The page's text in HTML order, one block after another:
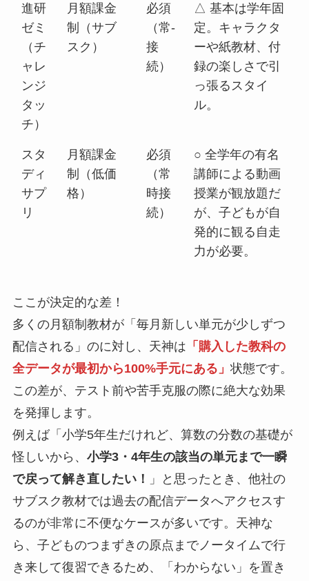
進研
ゼミ
（チ
ャレ
ンジ
タッ
チ）
月額課金
制（サブ
スク）
必須
（常-
接
続）
△ 基本は学年固
定。キャラクタ
ーや紙教材、付
録の楽しさで引
っ張るスタイ
ル。
スタ
ディ
サプ
リ
月額課金
制（低価
格）
必須
（常
時接
続）
○ 全学年の有名
講師による動画
授業が観放題だ
が、子どもが自
発的に観る自走
力が必要。
ここが決定的な差！
多くの月額制教材が「毎月新しい単元が少しずつ
配信される」のに対し、天神は 「購入した教科の
全データが最初から100%手元にある」 状態です。
この差が、テスト前や苦手克服の際に絶大な効果
を発揮します。
例えば「小学5年生だけれど、算数の分数の基礎が
怪しいから、 小学3・4年生の該当の単元まで一瞬
で戻って解き直したい！
」と思ったとき、他社の
サブスク教材では過去の配信データへアクセスす
るのが非常に不便なケースが多いです。天神な
ら、子どものつまずきの原点までノータイムで行
き来して復習できるため、「わからない」を置き